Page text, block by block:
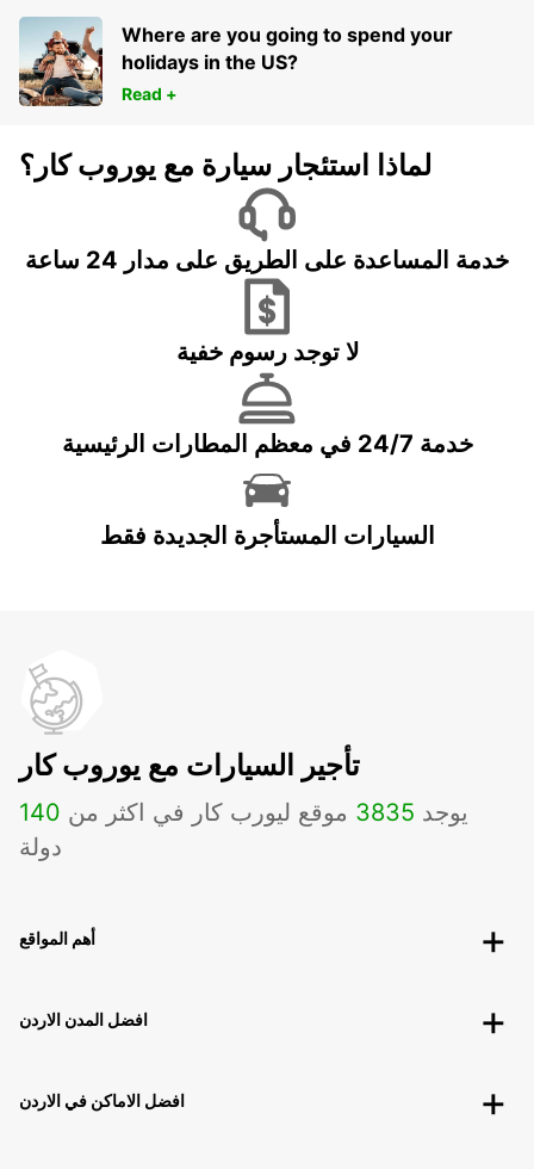
Where are you going to spend your
holidays in the US?
Read +
لماذا استئجار سيارة مع يوروب كار؟
خدمة المساعدة على الطريق على مدار 24 ساعة
لا توجد رسوم خفية
خدمة 24/7 في معظم المطارات الرئيسية
السيارات المستأجرة الجديدة فقط
تأجير السيارات مع يوروب كار
يوجد 3835 موقع ليورب كار في اكثر من 140
دولة
أهم المواقع
افضل المدن الاردن
افضل الاماكن في الاردن